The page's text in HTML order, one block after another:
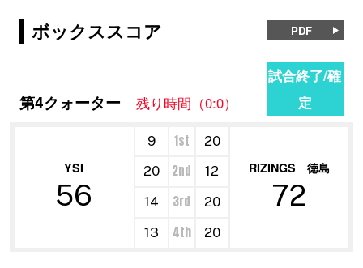
ボックススコア PDF
第4クォーター 残り時間（0:0）
試合終了/確
定
YSI
56
9 1st
20
RIZINGS 徳島
72
20 2nd
12
14
3rd
20
13
4th 20